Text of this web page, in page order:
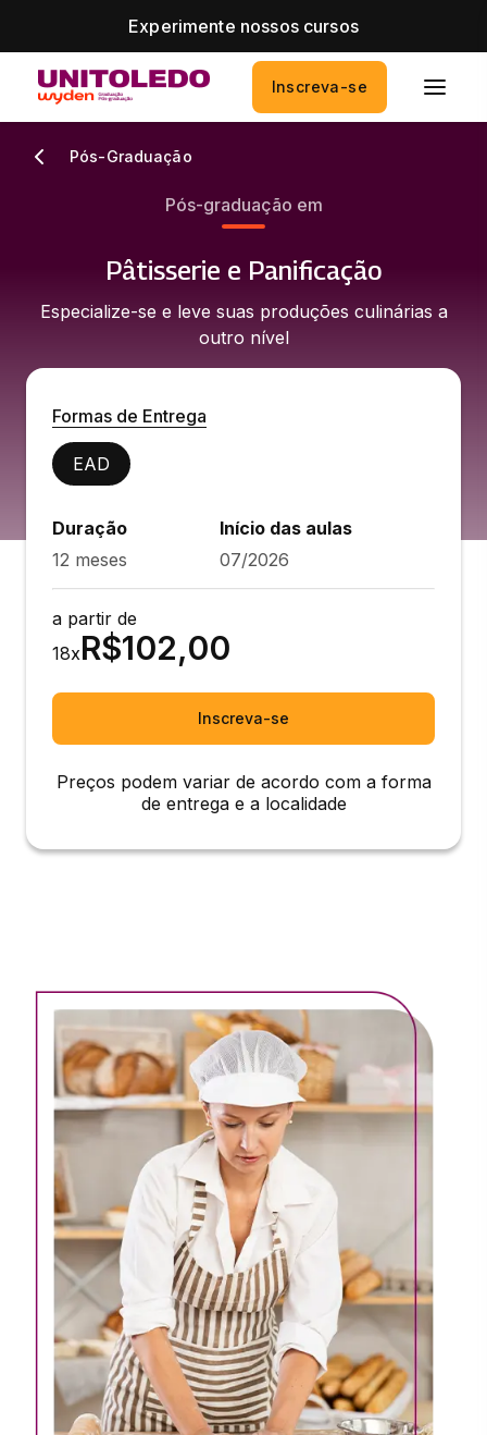
Experimente nossos cursos
Inscreva-se
Pós-Graduação
Pós-graduação em
Pâtisserie e Panificação
Especialize-se e leve suas produções culinárias a
outro nível
Formas de Entrega
EAD
Duração
12 meses
Início das aulas
07/2026
a partir de
18xR$102,00
Inscreva-se
Preços podem variar de acordo com a forma
de entrega e a localidade